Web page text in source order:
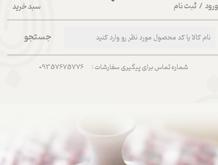
سبد خرید / ثبت نام
شماره تماس برای پیگیری سفارشات : 09357675776
جستجو